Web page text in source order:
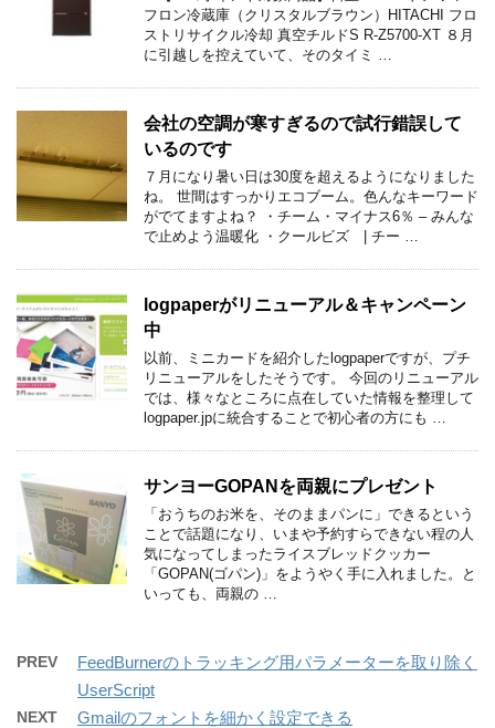
フロン冷蔵庫（クリスタルブラウン）HITACHI フロ
ストリサイクル冷却 真空チルドS R-Z5700-XT ８月
に引越しを控えていて、そのタイミ …
会社の空調が寒すぎるので試行錯誤して
いるのです
７月になり暑い日は30度を超えるようになりました
ね。 世間はすっかりエコブーム。色んなキーワード
がでてますよね？ ・チーム・マイナス6％ – みんな
で止めよう温暖化 ・クールビズ | チー …
logpaperがリニューアル＆キャンペーン
中
以前、ミニカードを紹介したlogpaperですが、プチ
リニューアルをしたそうです。 今回のリニューアル
では、様々なところに点在していた情報を整理して
logpaper.jpに統合することで初心者の方にも …
サンヨーGOPANを両親にプレゼント
「おうちのお米を、そのままパンに」できるという
ことで話題になり、いまや予約すらできない程の人
気になってしまったライスブレッドクッカー
「GOPAN(ゴパン)」をようやく手に入れました。と
いっても、両親の …
PREV
FeedBurnerのトラッキング用パラメーターを取り除く
UserScript
NEXT
Gmailのフォントを細かく設定できる